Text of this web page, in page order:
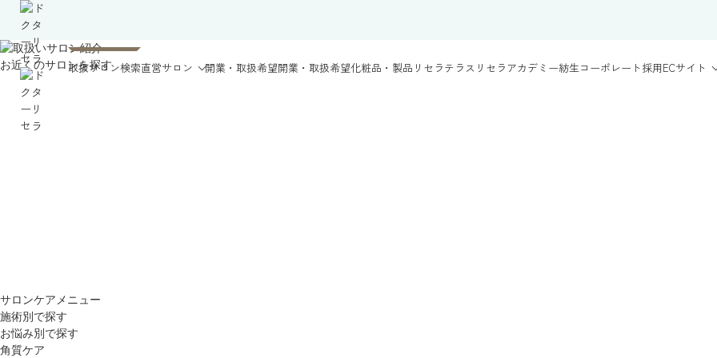
取扱サロン検索直営サロン 開業・取扱希望開業・取扱希望化粧品・製品 リセラテラス リセラアカデミー紡生コーポレート採用ECサイト
お近くのサロンを探す
サロンケアメニュー
施術別で探す
お悩み別で探す
角質ケア